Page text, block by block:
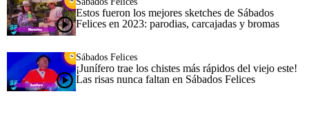
Estos fueron los mejores sketches de Sábados
Felices en 2023: parodias, carcajadas y bromas
Sábados Felices
¡Junífero trae los chistes más rápidos del viejo este!
Las risas nunca faltan en Sábados Felices